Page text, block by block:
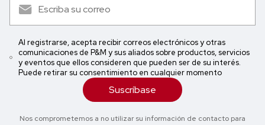
Al registrarse, acepta recibir correos electrónicos y otras
comunicaciones de P&M y sus aliados sobre productos, servicios
y eventos que ellos consideren que pueden ser de su interés.
Puede retirar su consentimiento en cualquier momento
Suscríbase
Nos comprometemos a no utilizar su información de contacto para